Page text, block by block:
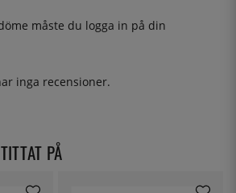
måste du logga in på din
inga recensioner.
PÅ